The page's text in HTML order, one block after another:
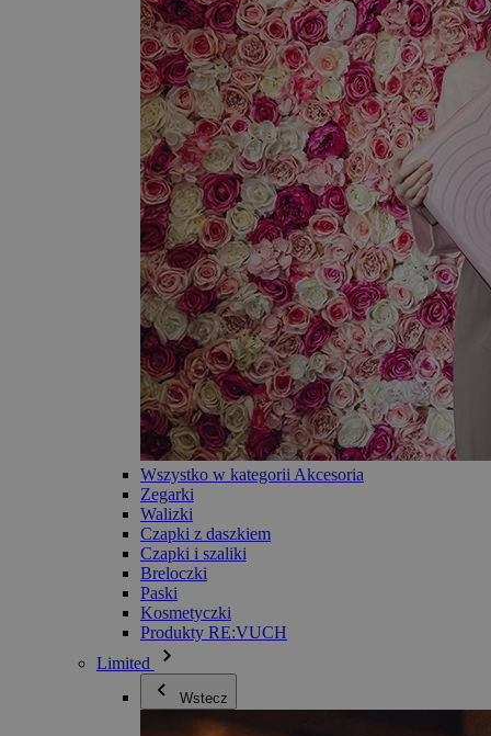
Wszystko w kategorii Akcesoria
Zegarki
Walizki
Czapki z daszkiem
Czapki i szaliki
Breloczki
Paski
Kosmetyczki
Produkty RE:VUCH
Limited
Wstecz